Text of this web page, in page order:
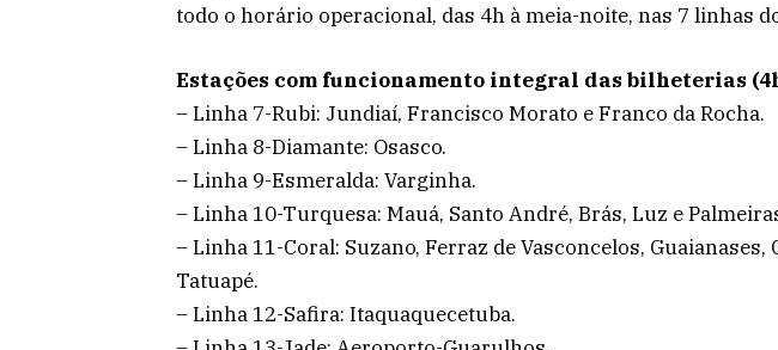
todo o horário operacional, das 4h à meia-noite, nas 7 linhas
Estações com funcionamento integral das bilheterias
– Linha 7-Rubi: Jundiaí, Francisco Morato e Franco da Rocha.
– Linha 8-Diamante: Osasco.
– Linha 9-Esmeralda: Varginha.
– Linha 10-Turquesa: Mauá, Santo André, Brás, Luz e
– Linha 11-Coral: Suzano, Ferraz de Vasconcelos,
Tatuapé.
– Linha 12-Safira: Itaquaquecetuba.